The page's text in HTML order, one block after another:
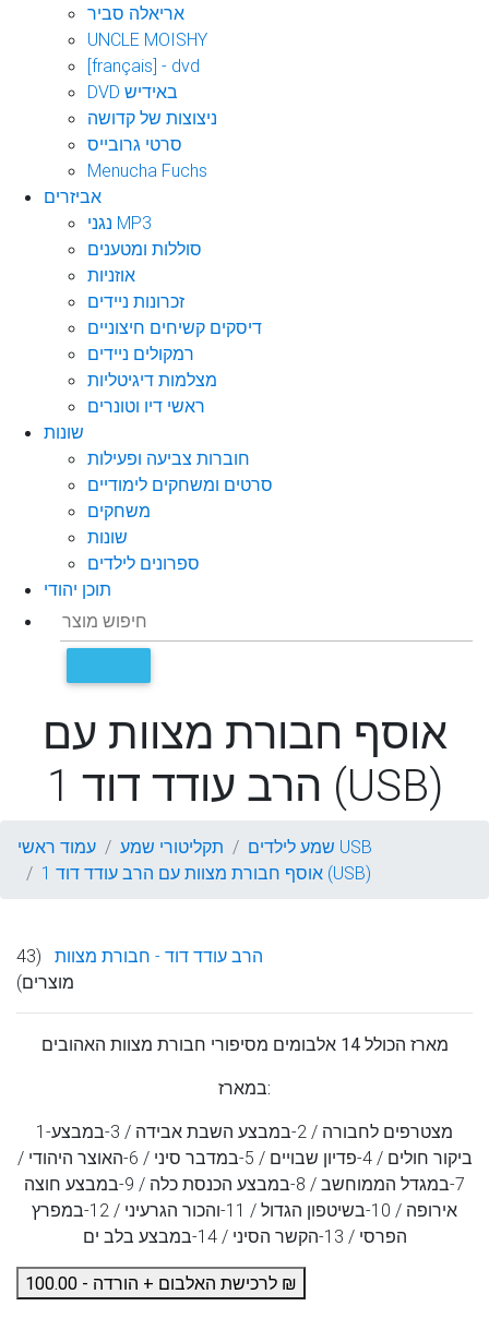
אריאלה סביר
UNCLE MOISHY
[français] - dvd
DVD באידיש
ניצוצות של קדושה
סרטי גרובייס
Menucha Fuchs
אביזרים
נגני MP3
סוללות ומטענים
אוזניות
זכרונות ניידים
דיסקים קשיחים חיצוניים
רמקולים ניידים
מצלמות דיגיטליות
ראשי דיו וטונרים
שונות
חוברות צביעה ופעילות
סרטים ומשחקים לימודיים
משחקים
שונות
ספרונים לילדים
תוכן יהודי
אוסף חבורת מצוות עם
הרב עודד דוד 1 (USB)
עמוד ראשי תקליטורי שמע
שמע לילדים USB
אוסף חבורת מצוות עם הרב עודד דוד 1 (USB)
הרב עודד דוד - חבורת מצוות
(43
מוצרים)
מארז הכולל 14 אלבומים מסיפורי חבורת מצוות האהובים
במארז:
1-מצטרפים לחבורה / 2-במבצע השבת אבידה / 3-במבצע
ביקור חולים / 4-פדיון שבויים / 5-במדבר סיני / 6-האוצר היהודי /
7-במגדל הממוחשב / 8-במבצע הכנסת כלה / 9-במבצע חוצה
אירופה / 10-בשיטפון הגדול / 11-והכור הגרעיני / 12-במפרץ
הפרסי / 13-הקשר הסיני / 14-במבצע בלב ים
לרכישת האלבום + הורדה - 100.00 ₪